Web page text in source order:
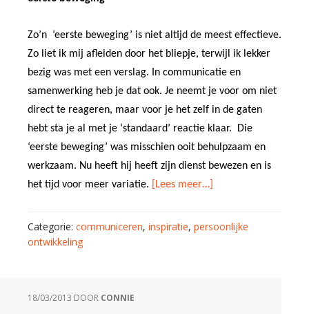
Zo’n ‘eerste beweging’ is niet altijd de meest effectieve.
Zo liet ik mij afleiden door het bliepje, terwijl ik lekker
bezig was met een verslag. In communicatie en
samenwerking heb je dat ook. Je neemt je voor om niet
direct te reageren, maar voor je het zelf in de gaten
hebt sta je al met je ‘standaard’ reactie klaar. Die
‘eerste beweging’ was misschien ooit behulpzaam en
werkzaam. Nu heeft hij heeft zijn dienst bewezen en is
het tijd voor meer variatie.
[Lees meer…]
Categorie: communiceren, inspiratie, persoonlijke
ontwikkeling
18/03/2013 DOOR CONNIE